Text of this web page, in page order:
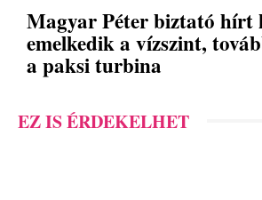
Magyar Péter biztató hírt
emelkedik a vízszint,
a paksi turbina
EZ IS ÉRDEKELHET